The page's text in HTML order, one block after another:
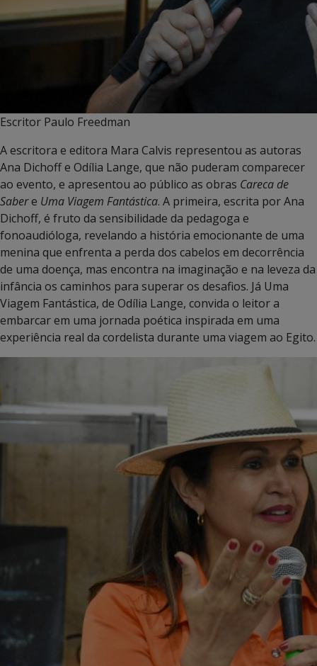
Escritor Paulo Freedman
A escritora e editora Mara Calvis representou as autoras
Ana Dichoff e Odília Lange, que não puderam comparecer
ao evento, e apresentou ao público as obras Careca de
Sabere Uma Viagem Fantástica. A primeira, escrita por Ana
Dichoff, é fruto da sensibilidade da pedagoga e
fonoaudióloga, revelando a história emocionante de uma
menina que enfrenta a perda dos cabelos em decorrência
de uma doença, mas encontra na imaginação e na leveza da
infância os caminhos para superar os desafios. Já Uma
Viagem Fantástica, de Odília Lange, convida o leitor a
embarcar em uma jornada poética inspirada em uma
experiência real da cordelista durante uma viagem ao Egito.